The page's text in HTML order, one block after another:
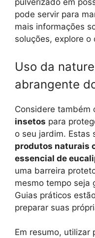
pulverizado em
pode servir para
mais informações
soluções, explore
Uso da
abrangente
Considere também
insetos para
o seu jardim. Estas
produtos naturais
essencial de
uma barreira
mesmo tempo seja
Guias práticos
preparar suas
Em resumo, utilizar